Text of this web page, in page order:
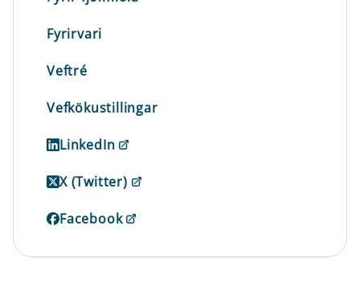
Fyrirvari
Veftré
Vefkökustillingar
LinkedIn
X (Twitter)
Facebook